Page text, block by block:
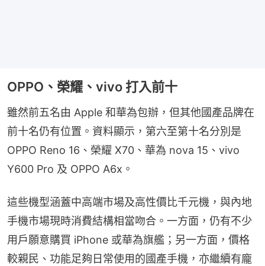
OPPO、榮耀、vivo 打入前十
雖然前五名由 Apple 和華為包辦，但其他國產品牌在
前十名仍有位置。資料顯示，第六至第十名分別是
OPPO Reno 16、榮耀 X70、華為 nova 15、vivo
Y600 Pro 及 OPPO A6x。
這些機型涵蓋中高端市場及高性價比千元機，與內地
手機市場現時消費結構相當吻合。一方面，仍有不少
用戶願意購買 iPhone 或華為旗艦；另一方面，價格
較親民、功能足夠日常使用的國產手機，亦繼續有龐